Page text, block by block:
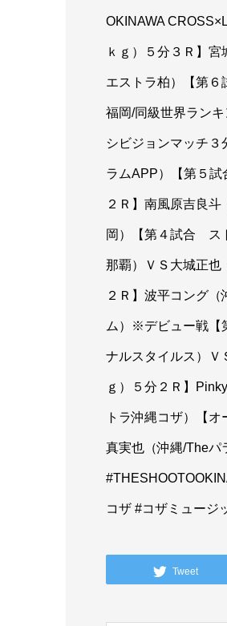
OKINAWA
ｋｇ）５分３Ｒ】
エストラ柏）【第
福岡/同級世界ラン
シビジョンマッチ
ラムAPP）【第５
２Ｒ】南風原吉良
岡）【第４試合 ス
那覇）ＶＳ大城正
２Ｒ】波平コング
ム）※デビュー戦【
ナルスタイルス）
ｇ）５分２Ｒ】
トラ沖縄コザ）【
真実也（沖縄/Theパ
コザ #コザミュージ
Tweet